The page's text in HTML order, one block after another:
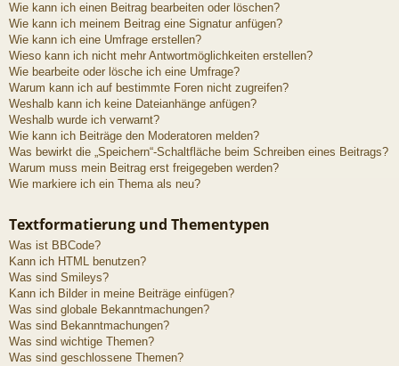
Wie kann ich einen Beitrag bearbeiten oder löschen?
Wie kann ich meinem Beitrag eine Signatur anfügen?
Wie kann ich eine Umfrage erstellen?
Wieso kann ich nicht mehr Antwortmöglichkeiten erstellen?
Wie bearbeite oder lösche ich eine Umfrage?
Warum kann ich auf bestimmte Foren nicht zugreifen?
Weshalb kann ich keine Dateianhänge anfügen?
Weshalb wurde ich verwarnt?
Wie kann ich Beiträge den Moderatoren melden?
Was bewirkt die „Speichern“-Schaltfläche beim Schreiben eines Beitrags?
Warum muss mein Beitrag erst freigegeben werden?
Wie markiere ich ein Thema als neu?
Textformatierung und Thementypen
Was ist BBCode?
Kann ich HTML benutzen?
Was sind Smileys?
Kann ich Bilder in meine Beiträge einfügen?
Was sind globale Bekanntmachungen?
Was sind Bekanntmachungen?
Was sind wichtige Themen?
Was sind geschlossene Themen?